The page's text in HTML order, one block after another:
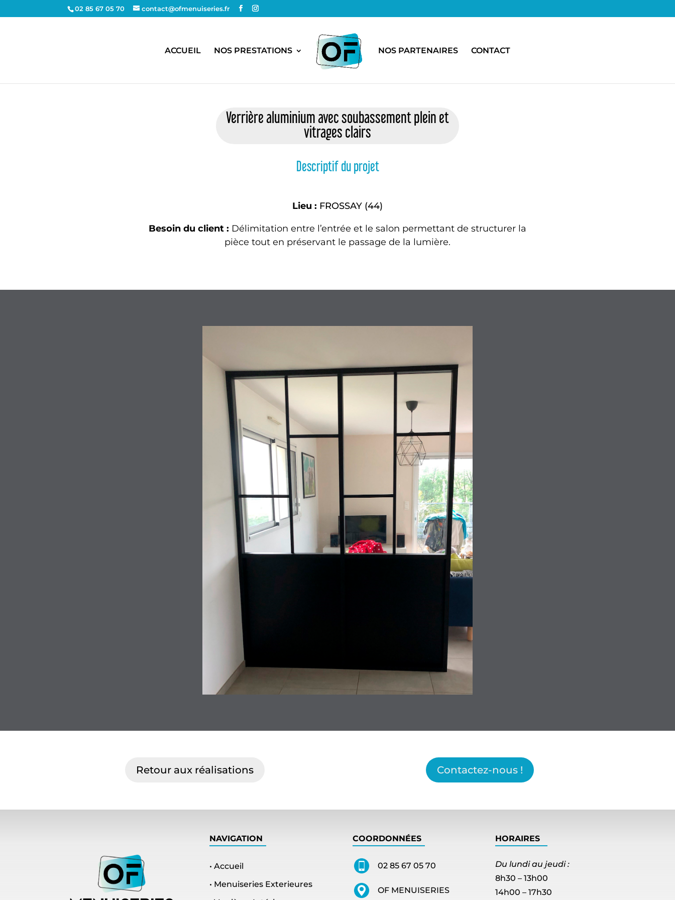
02 85 67 05 70 contact@ofmenuiseries.fr
ACCUEIL NOS PRESTATIONS NOS PARTENAIRES CONTACT
Verrière aluminium avec soubassement plein et
vitrages clairs
Descriptif du projet
Lieu : FROSSAY (44)
Besoin du client : Délimitation entre l’entrée et le salon permettant de structurer la
pièce tout en préservant le passage de la lumière.
Retour aux réalisations Contactez-nous !
NAVIGATION
• Accueil
• Menuiseries Exterieures
COORDONNÉES
02 85 67 05 70
OF MENUISERIES
HORAIRES
Du lundi au jeudi :
8h30 – 13h00
14h00 – 17h30